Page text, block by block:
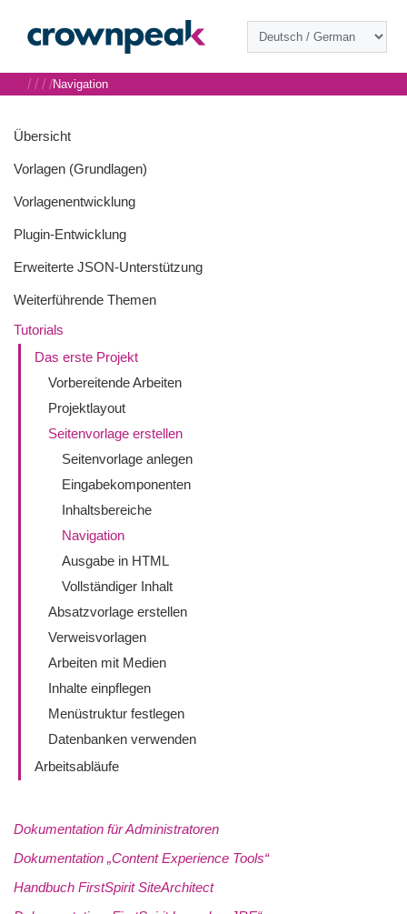
Übersicht
Vorlagen (Grundlagen)
Vorlagenentwicklung
Plugin-Entwicklung
Erweiterte JSON-Unterstützung
Weiterführende Themen
Tutorials
Das erste Projekt
Vorbereitende Arbeiten
Projektlayout
Seitenvorlage erstellen
Seitenvorlage anlegen
Eingabekomponenten
Inhaltsbereiche
Navigation
Ausgabe in HTML
Vollständiger Inhalt
Absatzvorlage erstellen
Verweisvorlagen
Arbeiten mit Medien
Inhalte einpflegen
Menüstruktur festlegen
Datenbanken verwenden
Arbeitsabläufe
Dokumentation für Administratoren
Dokumentation „Content Experience Tools“
Handbuch FirstSpirit SiteArchitect
/ / / /Navigation